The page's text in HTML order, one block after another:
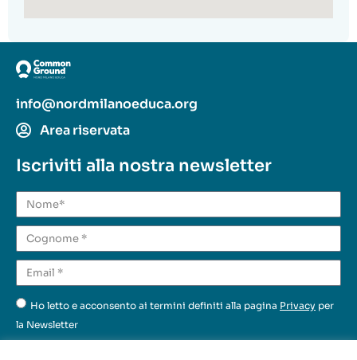
info@nordmilanoeduca.org
Area riservata
Iscriviti alla nostra newsletter
Ho letto e acconsento ai termini definiti alla pagina Privacy per
la Newsletter